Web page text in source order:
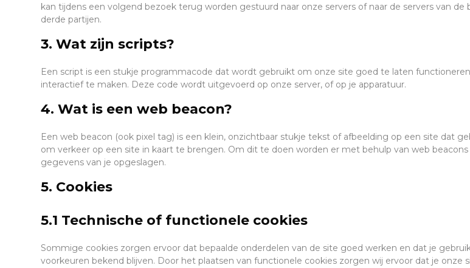
kan tijdens een volgend bezoek terug worden gestuurd naar onze servers of naar de servers van de
derde partijen.
3. Wat zijn scripts?
Een script is een stukje programmacode dat wordt gebruikt om onze site goed te laten
interactief te maken. Deze code wordt uitgevoerd op onze server, of op je apparatuur.
4. Wat is een web beacon?
Een web beacon (ook pixel tag) is een klein, onzichtbaar stukje tekst of afbeelding op een site dat
om verkeer op een site in kaart te brengen. Om dit te doen worden er met behulp van web beacons
gegevens van je opgeslagen.
5. Cookies
5.1 Technische of functionele cookies
Sommige cookies zorgen ervoor dat bepaalde onderdelen van de site goed werken en dat je
voorkeuren bekend blijven. Door het plaatsen van functionele cookies zorgen wij ervoor dat je onze